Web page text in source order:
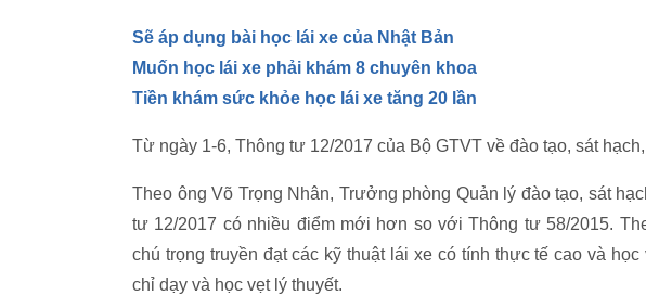
Sẽ áp dụng bài học lái xe của Nhật Bản
Muốn học lái xe phải khám 8 chuyên khoa
Tiền khám sức khỏe học lái xe tăng 20 lần
Từ ngày 1-6, Thông tư 12/2017 của Bộ GTVT về đào tạo, sát
Theo ông Võ Trọng Nhân, Trưởng phòng Quản lý đào tạo, sát
tư 12/2017 có nhiều điểm mới hơn so với Thông tư 58/2015.
chú trọng truyền đạt các kỹ thuật lái xe có tính thực tế cao và
chỉ dạy và học vẹt lý thuyết.